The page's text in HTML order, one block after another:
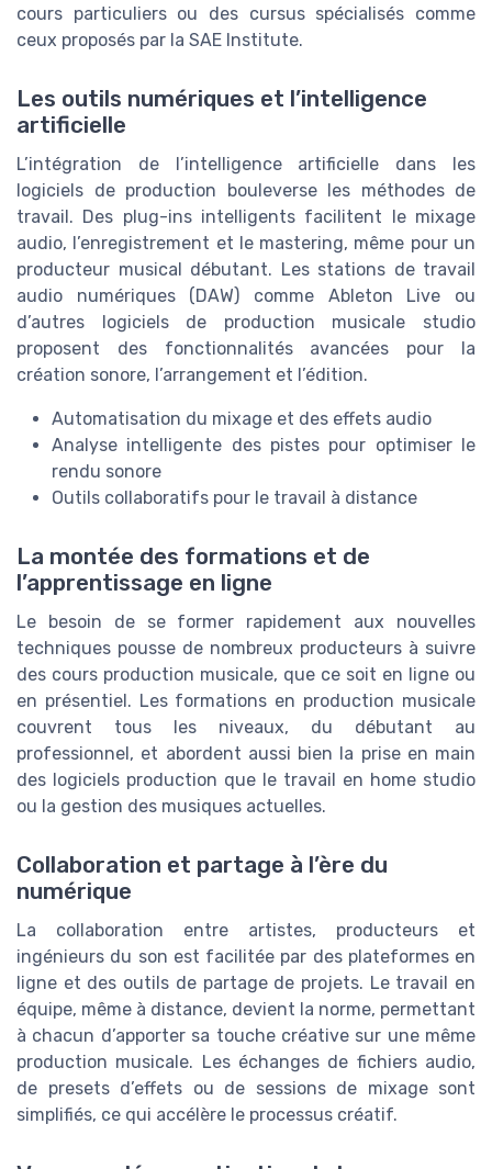
cours particuliers ou des cursus spécialisés comme
ceux proposés par la SAE Institute.
Les outils numériques et l’intelligence
artificielle
L’intégration de l’intelligence artificielle dans les
logiciels de production bouleverse les méthodes de
travail. Des plug-ins intelligents facilitent le mixage
audio, l’enregistrement et le mastering, même pour un
producteur musical débutant. Les stations de travail
audio numériques (DAW) comme Ableton Live ou
d’autres logiciels de production musicale studio
proposent des fonctionnalités avancées pour la
création sonore, l’arrangement et l’édition.
Automatisation du mixage et des effets audio
Analyse intelligente des pistes pour optimiser le
rendu sonore
Outils collaboratifs pour le travail à distance
La montée des formations et de
l’apprentissage en ligne
Le besoin de se former rapidement aux nouvelles
techniques pousse de nombreux producteurs à suivre
des cours production musicale, que ce soit en ligne ou
en présentiel. Les formations en production musicale
couvrent tous les niveaux, du débutant au
professionnel, et abordent aussi bien la prise en main
des logiciels production que le travail en home studio
ou la gestion des musiques actuelles.
Collaboration et partage à l’ère du
numérique
La collaboration entre artistes, producteurs et
ingénieurs du son est facilitée par des plateformes en
ligne et des outils de partage de projets. Le travail en
équipe, même à distance, devient la norme, permettant
à chacun d’apporter sa touche créative sur une même
production musicale. Les échanges de fichiers audio,
de presets d’effets ou de sessions de mixage sont
simplifiés, ce qui accélère le processus créatif.